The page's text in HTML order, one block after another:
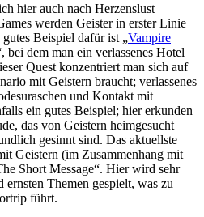
hier auch nach Herzenslust
werden Geister in erster Linie
Beispiel dafür ist „Vampire
bei dem man ein verlassenes Hotel
Quest konzentriert man sich auf
mit Geistern braucht; verlassenes
und Kontakt mit
ein gutes Beispiel; hier erkunden
das von Geistern heimgesucht
gesinnt sind. Das aktuellste
Geistern (im Zusammenhang mit
Short Message“. Hier wird sehr
ernsten Themen gespielt, was zu
führt.